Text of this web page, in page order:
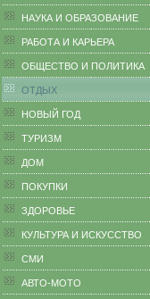
НАУКА И ОБРАЗОВАНИЕ
РАБОТА И КАРЬЕРА
ОБЩЕСТВО И ПОЛИТИКА
ОТДЫХ
НОВЫЙ ГОД
ТУРИЗМ
ДОМ
ПОКУПКИ
ЗДОРОВЬЕ
КУЛЬТУРА И ИСКУССТВО
СМИ
АВТО-МОТО